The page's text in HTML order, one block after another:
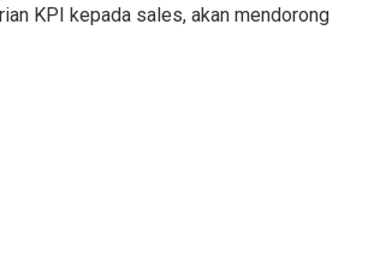
KPI kepada sales, akan mendorong